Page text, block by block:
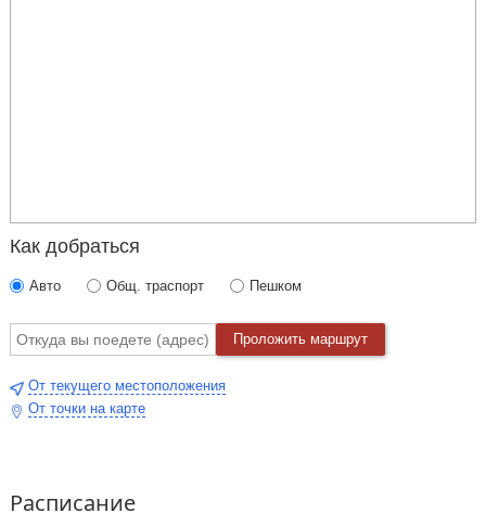
Как добраться
Авто Общ. траспорт Пешком
Проложить маршрут
От текущего местоположения
От точки на карте
Расписание